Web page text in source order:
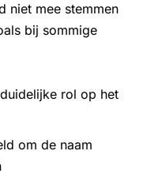
niet mee stemmen
bij sommige
rol op het
om de naam